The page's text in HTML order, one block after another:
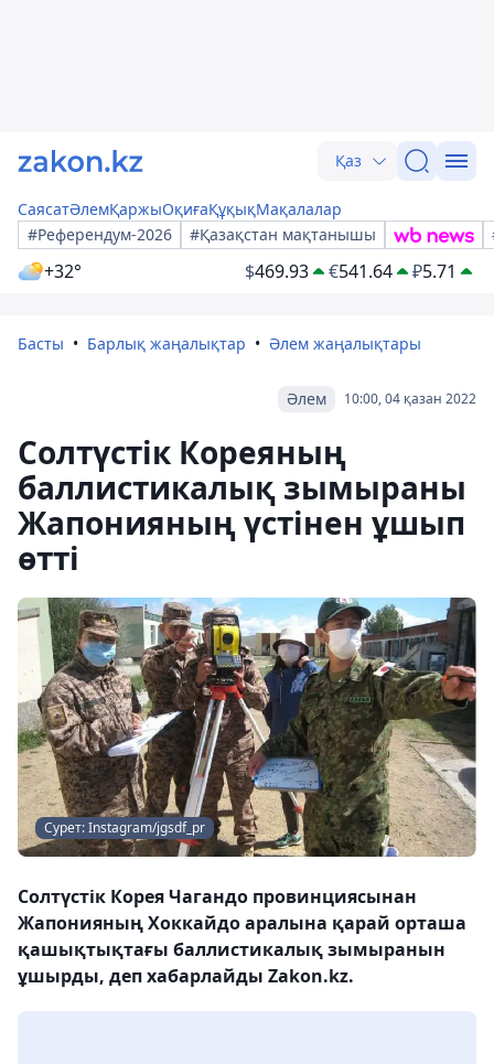
Қаз
СаясатӘлемҚаржыОқиғаҚұқықМақалалар
#Референдум-2026
#Қазақстан мақтанышы
+32° $469.93 €541.64 ₽5.71
Басты Барлық жаңалықтар Әлем жаңалықтары
10:00, 04 қазан 2022
Әлем
Солтүстік Кореяның
баллистикалық зымыраны
Жапонияның үстінен ұшып
өтті
Сурет: Instagram/jgsdf_pr
Солтүстік Корея Чагандо провинциясынан
Жапонияның Хоккайдо аралына қарай орташа
қашықтықтағы баллистикалық зымыранын
ұшырды, деп хабарлайды Zakon.kz.